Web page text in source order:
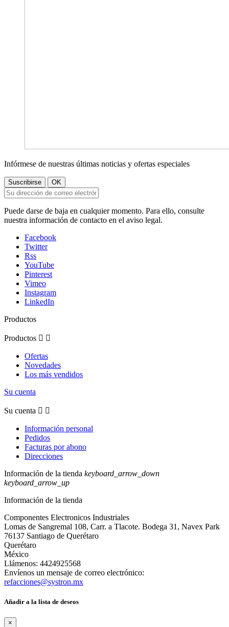
Infórmese de nuestras últimas noticias y ofertas especiales
Puede darse de baja en cualquier momento. Para ello, consulte
nuestra información de contacto en el aviso legal.
Facebook
Twitter
Rss
YouTube
Pinterest
Vimeo
Instagram
LinkedIn
Productos
Productos  
Ofertas
Novedades
Los más vendidos
Su cuenta
Su cuenta  
Información personal
Pedidos
Facturas por abono
Direcciones
Información de la tienda keyboard_arrow_down
keyboard_arrow_up
Información de la tienda
Componentes Electronicos Industriales
Lomas de Sangremal 108, Carr. a Tlacote. Bodega 31, Navex Park
76137 Santiago de Querétaro
Querétaro
México
Llámenos: 4424925568
Envíenos un mensaje de correo electrónico:
refacciones@systron.mx
Añadir a la lista de deseos
×